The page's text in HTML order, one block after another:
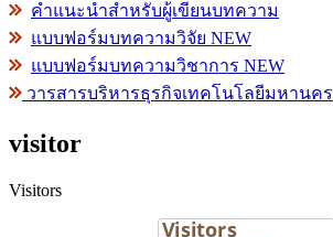
คำแนะนำสำหรับผู้เขียนบทความ
แบบฟอร์มบทความวิจัย NEW
แบบฟอร์มบทความวิชาการ NEW
วารสารบริหารธุรกิจเทคโนโลยีมหานคร
visitor
Visitors